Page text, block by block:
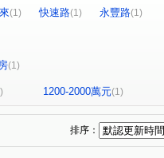
(1) 快速路(1) 永豐路(1)
(1)
1200-2000萬元(1)
排序：